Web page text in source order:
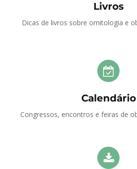
Livros
Dicas de livros sobre ornitologia e
Calendário
Congressos, encontros e feiras de